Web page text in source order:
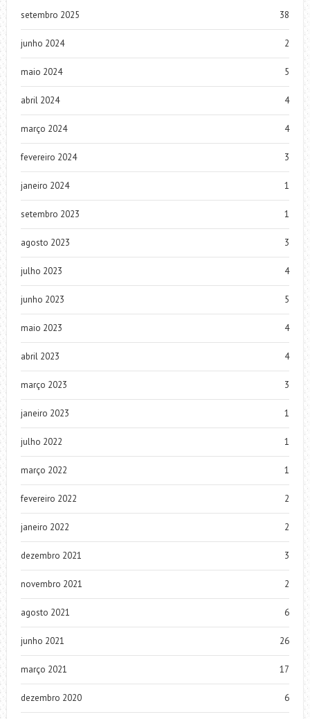
setembro 2025 38
junho 2024 2
maio 2024 5
abril 2024 4
março 2024 4
fevereiro 2024 3
janeiro 2024 1
setembro 2023 1
agosto 2023 3
julho 2023 4
junho 2023 5
maio 2023 4
abril 2023 4
março 2023 3
janeiro 2023 1
julho 2022 1
março 2022 1
fevereiro 2022 2
janeiro 2022 2
dezembro 2021 3
novembro 2021 2
agosto 2021 6
junho 2021 26
março 2021 17
dezembro 2020 6